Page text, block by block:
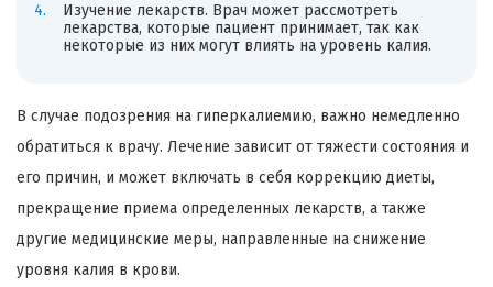
Изучение лекарств. Врач может рассмотреть
лекарства, которые пациент принимает, так как
некоторые из них могут влиять на уровень калия.
В случае подозрения на гиперкалиемию, важно немедленно
обратиться к врачу. Лечение зависит от тяжести состояния и
его причин, и может включать в себя коррекцию диеты,
прекращение приема определенных лекарств, а также
другие медицинские меры, направленные на снижение
уровня калия в крови.